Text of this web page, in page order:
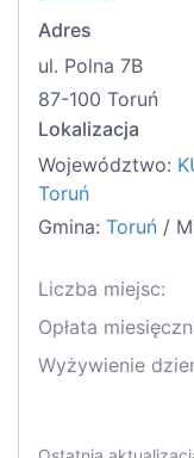
Adres
ul. Polna 7B
87-100 Toruń
Lokalizacja
Województwo:
Toruń
Gmina: Toruń /
Liczba miejsc:
Opłata
Wyżywienie